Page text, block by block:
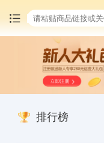
中国商品代购
集运服务排行榜